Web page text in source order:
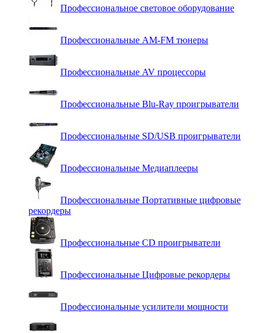
Профессиональное световое оборудование
Профессиональные AM-FM тюнеры
Профессиональные AV процессоры
Профессиональные Blu-Ray проигрыватели
Профессиональные SD/USB проигрыватели
Профессиональные Медиаплееры
Профессиональные Портативные цифровые
рекордеры
Профессиональные СD проигрыватели
Профессиональные Цифровые рекордеры
Профессиональные усилители мощности